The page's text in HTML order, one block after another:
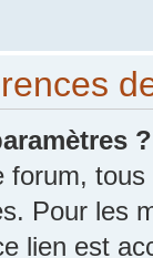
?
forum,
Pour les
lien est